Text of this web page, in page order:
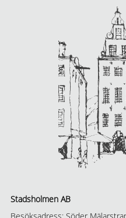
Stadsholmen AB